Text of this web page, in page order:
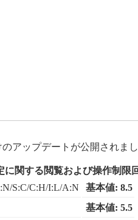
アップデートが公開されまし
関する閲覧および操作制限
S:C/C:H/I:L/A:N
基本値: 8.5
基本値: 5.5